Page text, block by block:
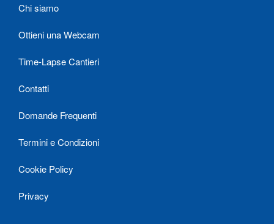
Chi siamo
Ottieni una Webcam
Time-Lapse Cantieri
Contatti
Domande Frequenti
Termini e Condizioni
Cookie Policy
Privacy